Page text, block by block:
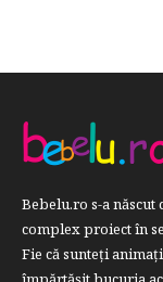
Bebelu.ro s-a
complex proiect în
Fie că sunteţi